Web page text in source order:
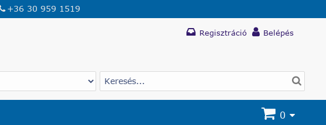
+36 30 959 1519
Regisztráció Belépés
0